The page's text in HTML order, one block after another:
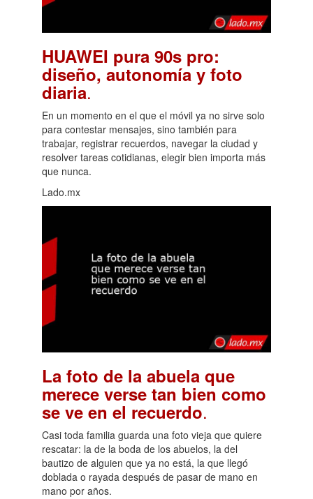
HUAWEI pura 90s pro:
diseño, autonomía y foto
diaria.
En un momento en el que el móvil ya no sirve solo
para contestar mensajes, sino también para
trabajar, registrar recuerdos, navegar la ciudad y
resolver tareas cotidianas, elegir bien importa más
que nunca.
Lado.mx
La foto de la abuela que
merece verse tan bien como
se ve en el recuerdo.
Casi toda familia guarda una foto vieja que quiere
rescatar: la de la boda de los abuelos, la del
bautizo de alguien que ya no está, la que llegó
doblada o rayada después de pasar de mano en
mano por años.